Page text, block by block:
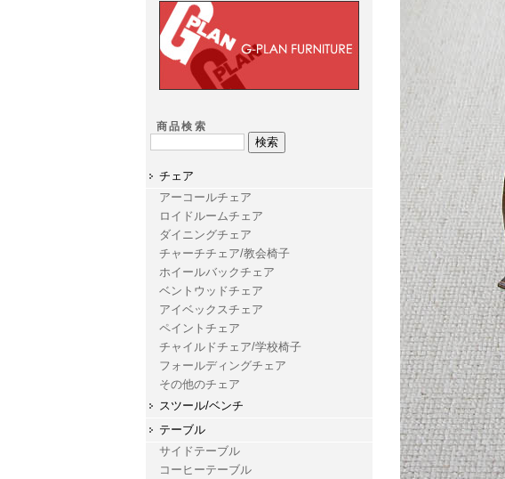
商品検索
チェア
アーコールチェア
ロイドルームチェア
ダイニングチェア
チャーチチェア/教会椅子
ホイールバックチェア
ベントウッドチェア
アイベックスチェア
ペイントチェア
チャイルドチェア/学校椅子
フォールディングチェア
その他のチェア
スツール/ベンチ
テーブル
サイドテーブル
コーヒーテーブル